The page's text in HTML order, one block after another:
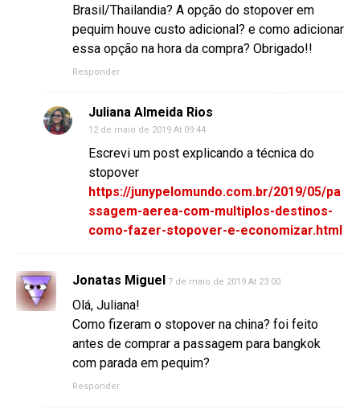
Brasil/Thailandia? A opção do stopover em
pequim houve custo adicional? e como adicionar
essa opção na hora da compra? Obrigado!!
Responder
Juliana Almeida Rios
12 de maio de 2019 At 09:44
Escrevi um post explicando a técnica do
stopover
https://junypelomundo.com.br/2019/05/pa
ssagem-aerea-com-multiplos-destinos-
como-fazer-stopover-e-economizar.html
Jonatas Miguel 7 de maio de 2019 At 23:00
Olá, Juliana!
Como fizeram o stopover na china? foi feito
antes de comprar a passagem para bangkok
com parada em pequim?
Responder